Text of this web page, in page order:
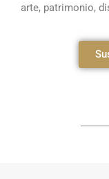
arte, patrimonio,